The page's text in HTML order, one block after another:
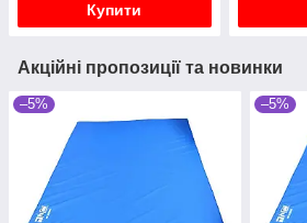
Купити
Акційні пропозиції та новинки
–5% –5%